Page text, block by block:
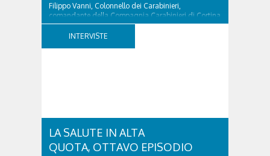
Filippo Vanni, Colonnello dei Carabinieri,
comandante della Compagnia Carabinieri di Cortina
d’Ampezzo sino al 2010, esperto di legislazione
nazionale ed europea, è l’ideatore del progetto di
INTERVISTE
LA SALUTE IN ALTA
QUOTA, OTTAVO EPISODIO